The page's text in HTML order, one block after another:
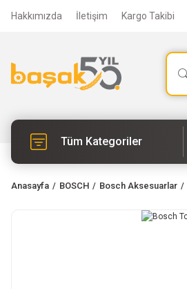
Hakkımızda İletişim Kargo Takibi
Tüm Kategoriler
Anasayfa BOSCH Bosch Aksesuarlar